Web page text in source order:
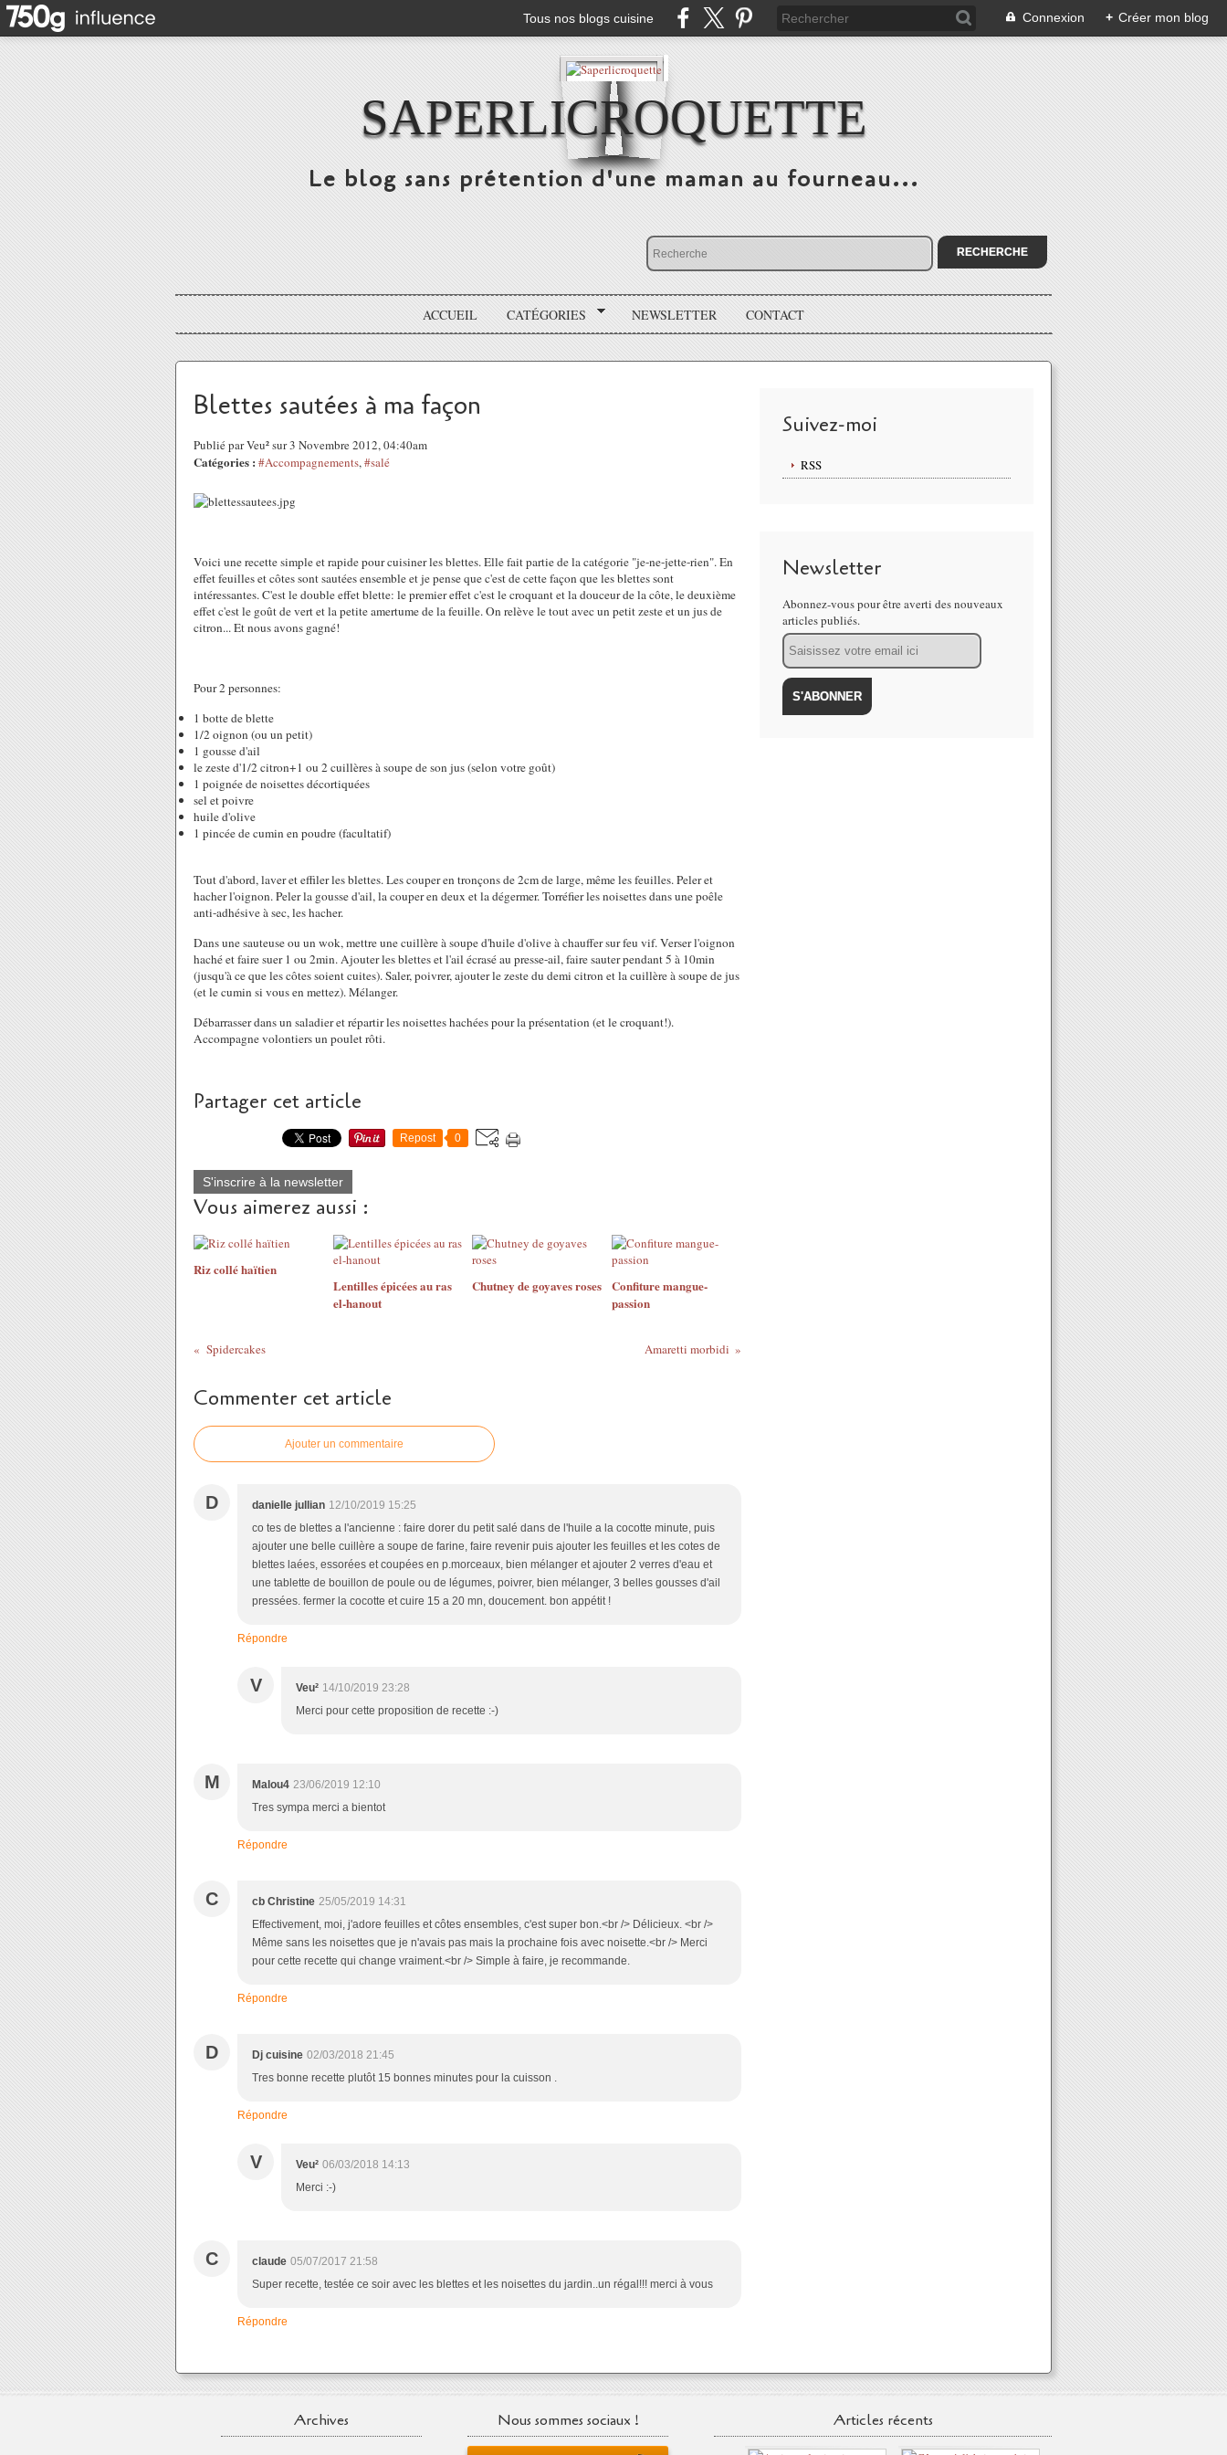
Tous nos blogs cuisine Connexion + Créer mon blog
SAPERLICROQUETTE
Le blog sans prétention d'une maman au fourneau...
ACCUEIL CATÉGORIES NEWSLETTER CONTACT
Blettes sautées à ma façon
Publié par Veu² sur 3 Novembre 2012, 04:40am
Catégories : #Accompagnements,#salé
Voici une recette simple et rapide pour cuisiner les blettes. Elle fait partie de la catégorie "je-ne-jette-rien". En
effet feuilles et côtes sont sautées ensemble et je pense que c'est de cette façon que les blettes sont
intéressantes. C'est le double effet blette: le premier effet c'est le croquant et la douceur de la côte, le deuxième
effet c'est le goût de vert et la petite amertume de la feuille. On relève le tout avec un petit zeste et un jus de
citron... Et nous avons gagné!
Pour 2 personnes:
1 botte de blette
1/2 oignon (ou un petit)
1 gousse d'ail
le zeste d'1/2 citron+1 ou 2 cuillères à soupe de son jus (selon votre goût)
1 poignée de noisettes décortiquées
sel et poivre
huile d'olive
1 pincée de cumin en poudre (facultatif)
Tout d'abord, laver et effiler les blettes. Les couper en tronçons de 2cm de large, même les feuilles. Peler et
hacher l'oignon. Peler la gousse d'ail, la couper en deux et la dégermer. Torréfier les noisettes dans une poêle
anti-adhésive à sec, les hacher.
Dans une sauteuse ou un wok, mettre une cuillère à soupe d'huile d'olive à chauffer sur feu vif. Verser l'oignon
haché et faire suer 1 ou 2min. Ajouter les blettes et l'ail écrasé au presse-ail, faire sauter pendant 5 à 10min
(jusqu'à ce que les côtes soient cuites). Saler, poivrer, ajouter le zeste du demi citron et la cuillère à soupe de jus
(et le cumin si vous en mettez). Mélanger.
Débarrasser dans un saladier et répartir les noisettes hachées pour la présentation (et le croquant!).
Accompagne volontiers un poulet rôti.
Partager cet article
Repost 0
S'inscrire à la newsletter
Vous aimerez aussi :
Riz collé haïtien
Lentilles épicées au ras
el-hanout
Chutney de goyaves roses Confiture mangue-
passion
Spidercakes Amaretti morbidi
Commenter cet article
Ajouter un commentaire
D danielle jullian 12/10/2019 15:25
co tes de blettes a l'ancienne : faire dorer du petit salé dans de l'huile a la cocotte minute, puis
ajouter une belle cuillère a soupe de farine, faire revenir puis ajouter les feuilles et les cotes de
blettes laées, essorées et coupées en p.morceaux, bien mélanger et ajouter 2 verres d'eau et
une tablette de bouillon de poule ou de légumes, poivrer, bien mélanger, 3 belles gousses d'ail
pressées. fermer la cocotte et cuire 15 a 20 mn, doucement. bon appétit !
Répondre
V Veu² 14/10/2019 23:28
Merci pour cette proposition de recette :-)
M Malou4 23/06/2019 12:10
Tres sympa merci a bientot
Répondre
C cb Christine 25/05/2019 14:31
Effectivement, moi, j'adore feuilles et côtes ensembles, c'est super bon.<br /> Délicieux. <br />
Même sans les noisettes que je n'avais pas mais la prochaine fois avec noisette.<br /> Merci
pour cette recette qui change vraiment.<br /> Simple à faire, je recommande.
Répondre
D Dj cuisine 02/03/2018 21:45
Tres bonne recette plutôt 15 bonnes minutes pour la cuisson .
Répondre
V Veu² 06/03/2018 14:13
Merci :-)
C claude 05/07/2017 21:58
Super recette, testée ce soir avec les blettes et les noisettes du jardin..un régal!!! merci à vous
Répondre
Suivez-moi
RSS
Newsletter
Abonnez-vous pour être averti des nouveaux
articles publiés.
Email
Archives Nous sommes sociaux ! Articles récents